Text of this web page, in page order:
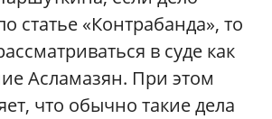
статье «Контрабанда», то
в суде как
Асламазян. При этом
что обычно такие дела